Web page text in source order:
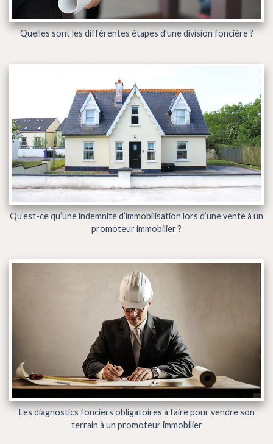
Quelles sont les différentes étapes d'une division foncière ?
Qu’est-ce qu’une indemnité d’immobilisation lors d’une vente à un
promoteur immobilier ?
Les diagnostics fonciers obligatoires à faire pour vendre son
terrain à un promoteur immobilier